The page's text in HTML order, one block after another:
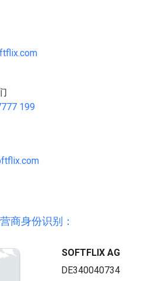
199
商身份识别：
SOFTFLIX AG
DE340040734